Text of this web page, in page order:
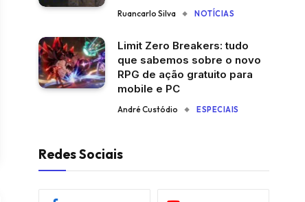
Ruancarlo Silva NOTÍCIAS
Limit Zero Breakers: tudo
que sabemos sobre o novo
RPG de ação gratuito para
mobile e PC
André Custódio ESPECIAIS
Redes Sociais